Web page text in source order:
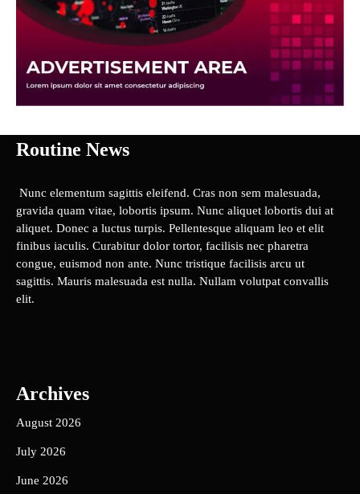
Routine News
Nunc elementum sagittis eleifend. Cras non sem malesuada,
gravida quam vitae, lobortis ipsum. Nunc aliquet lobortis dui at
aliquet. Donec a luctus turpis. Pellentesque aliquam leo et elit
finibus iaculis. Curabitur dolor tortor, facilisis nec pharetra
congue, euismod non ante. Nunc tristique facilisis arcu ut
sagittis. Mauris malesuada est nulla. Nullam volutpat convallis
elit.
Archives
August 2026
July 2026
June 2026